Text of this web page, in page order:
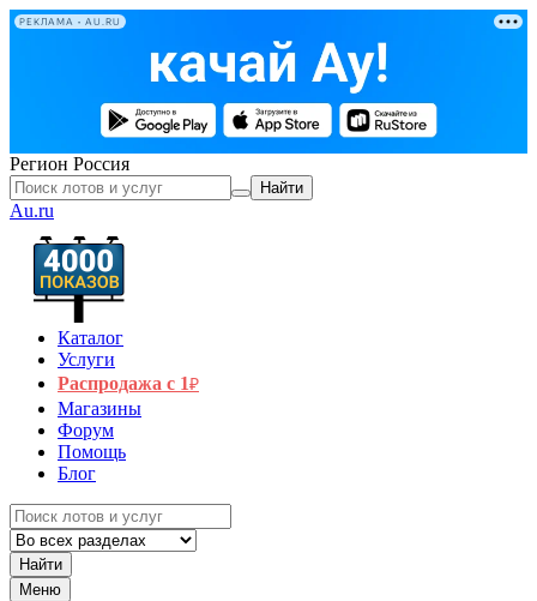
РЕКЛАМА • AU.RU
Регион Россия
Найти
Au.ru
Каталог
Услуги
Распродажа с 1₽
Магазины
Форум
Помощь
Блог
Найти
Меню